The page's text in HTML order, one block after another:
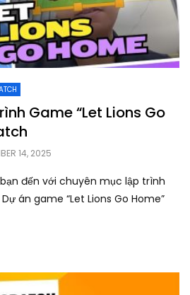
Game “Let Lions Go
14, 2025
đến với chuyên mục lập trình
án game “Let Lions Go Home”